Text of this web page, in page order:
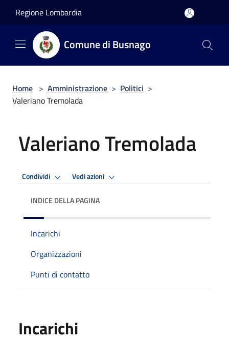
Regione Lombardia
Comune di Busnago
Home > Amministrazione > Politici >
Valeriano Tremolada
Valeriano Tremolada
Condividi Vedi azioni
INDICE DELLA PAGINA
Incarichi
Organizzazioni
Punti di contatto
Incarichi